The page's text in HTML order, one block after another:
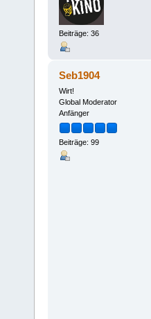
Beiträge: 36
Seb1904
Wirt!
Global Moderator
Anfänger
Beiträge: 99